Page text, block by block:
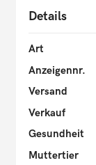
Details
Art
Anzeigennr.
Versand
Verkauf
Gesundheit
Muttertier